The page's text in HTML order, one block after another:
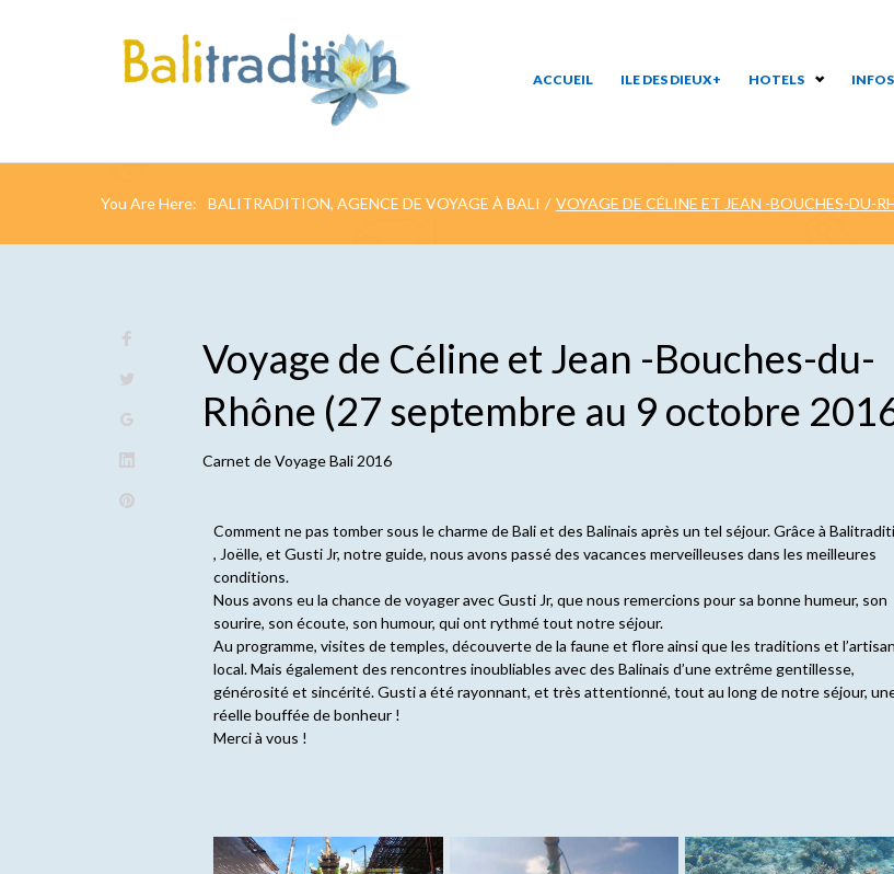
ACCUEIL ILE DES DIEUX+ HOTELS
You Are Here: BALITRADITION, AGENCE DE VOYAGE À BALI / VOYAGE DE CÉLINE ET JEAN -BOUCHES-DU-
Voyage de Céline et Jean -Bouches-du-
Rhône (27 septembre au 9 octobre
Carnet deVoyage Bali 2016
Comment ne pas tomber sous le charme de Bali et des Balinais après un tel séjour. Grâce à
, Joëlle, et Gusti Jr, notre guide, nous avons passé des vacances merveilleuses dans les meilleures
conditions.
Nous avons eu la chance de voyager avec Gusti Jr, que nous remercions pour sa bonne humeur, son
sourire, son écoute, son humour, qui ont rythmé tout notre séjour.
Au programme, visites de temples, découverte de la faune et flore ainsi que les traditions et
local. Mais également des rencontres inoubliables avec des Balinais d’une extrême gentillesse,
générosité et sincérité. Gusti a été rayonnant, et très attentionné, tout au long de notre séjour,
réelle bouffée de bonheur !
Merci à vous !